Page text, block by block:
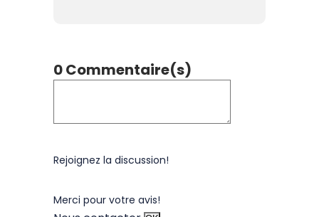
0 Commentaire(s)
Rejoignez la discussion!
Merci pour votre avis!